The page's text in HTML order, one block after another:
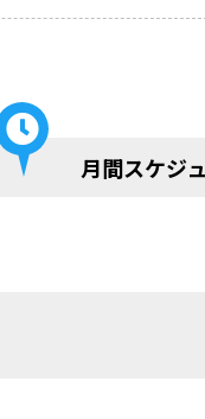
月間スケジ